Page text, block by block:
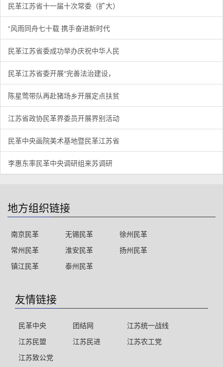
民革江苏省十一届十次常委（扩大）
“风雨同舟七十载 携手奋进新时代
民革江苏省委成功举办庆祝中华人民
民革江苏省委开展“完善法治建设，
陈星莺带队再赴猪场乡开展定点扶贫
江苏省政协民革界委员开展界别活动
民革中央画院美术基地暨民革江苏省
李惠东率民革中央调研组来苏调研
地方组织链接
南京民革 无锡民革
徐州民革
常州民革
淮安民革
扬州民革
镇江民革
泰州民革
友情链接
民革中央 团结网
江苏统一战线
江苏民盟
江苏民进
江苏农工党
江苏致公党